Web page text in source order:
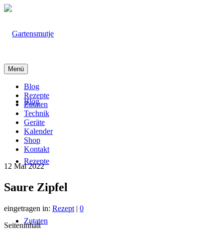
Blog
Rezepte
Zutaten
Menü
Blog
Rezepte
Zutaten
Technik
Geräte
Kalender
Shop
Kontakt
12 Mai 2022
Saure Zipfel
eingetragen in: Rezept | 0
Seiteninhalt